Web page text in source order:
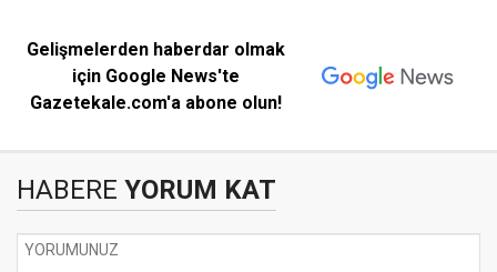
Gelişmelerden haberdar olmak
için Google News'te
Gazetekale.com'a abone olun!
HABERE YORUM KAT